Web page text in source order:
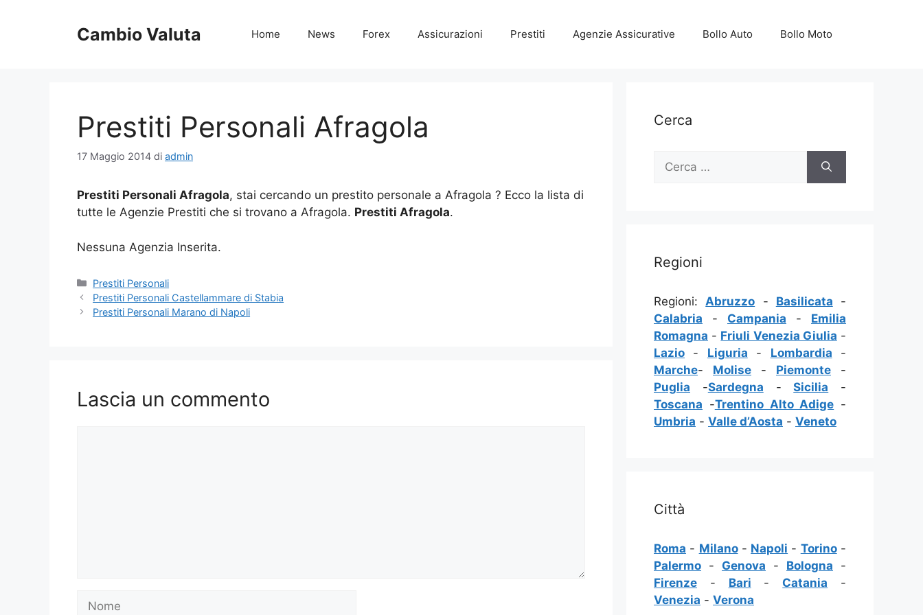
Cambio Valuta Home News Forex Assicurazioni Prestiti Agenzie Assicurative Bollo Auto Bollo Moto
Prestiti Personali Afragola
17 Maggio 2014 di admin
Prestiti Personali Afragola, stai cercando un prestito personale a Afragola ? Ecco la lista di
tutte le Agenzie Prestiti che si trovano a Afragola. Prestiti Afragola.
Nessuna Agenzia Inserita.
Categorie
Prestiti Personali
Prestiti Personali Castellammare di Stabia
Prestiti Personali Marano di Napoli
Lascia un commento
Cerca
Ricerca
Regioni
Regioni:Abruzzo - Basilicata -
Calabria - Campania - Emilia
Romagna - Friuli Venezia Giulia -
Lazio - Liguria - Lombardia -
Marche- Molise - Piemonte -
Puglia -Sardegna -Sicilia -
Toscana -Trentino Alto Adige -
Umbria - Valle d’Aosta - Veneto
Città
Roma - Milano- Napoli - Torino-
Palermo - Genova - Bologna -
Firenze - Bari - Catania -
Venezia - Verona